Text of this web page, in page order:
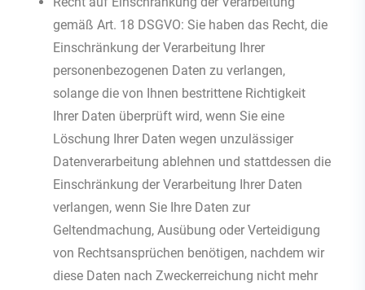
gemäß Art. 18 DSGVO: Sie haben das Recht, die
Einschränkung der Verarbeitung Ihrer
personenbezogenen Daten zu verlangen,
solange die von Ihnen bestrittene Richtigkeit
Ihrer Daten überprüft wird, wenn Sie eine
Löschung Ihrer Daten wegen unzulässiger
Datenverarbeitung ablehnen und stattdessen die
Einschränkung der Verarbeitung Ihrer Daten
verlangen, wenn Sie Ihre Daten zur
Geltendmachung, Ausübung oder Verteidigung
von Rechtsansprüchen benötigen, nachdem wir
diese Daten nach Zweckerreichung nicht mehr